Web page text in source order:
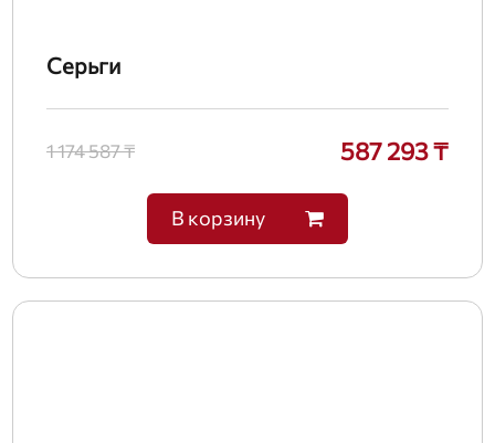
Серьги
1 174 587 ₸ 587 293 ₸
В корзину